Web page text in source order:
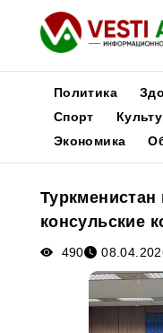
Новости
Медиа
Афиша
Политика
Спорт
Экономика
консульские
490